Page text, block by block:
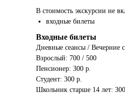
В стоимость экскурсии не
входные билеты
Входные билеты
Дневные сеансы / Вечерние
Взрослый: 700 / 500
Пенсионер: 300 р.
Студент: 300 р.
Школьник старше 14 лет: